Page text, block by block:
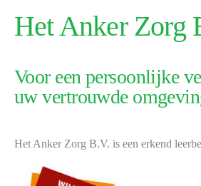
Het Anker Zorg
Voor een persoonlijke
uw vertrouwde
Het Anker Zorg B.V. is een erkend